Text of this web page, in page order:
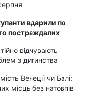
вдарили по
постраждалих
відчувають
з дитинства
Венеції чи Балі:
місць без натовпів